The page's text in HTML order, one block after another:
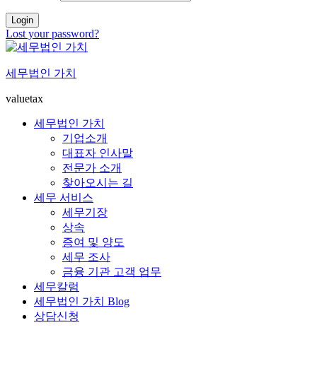
Login
Lost your password?
세무법인 가치
valuetax
세무법인 가치
기업소개
대표자 인사말
전문가 소개
찾아오시는 길
세무 서비스
세무기장
상속
증여 및 양도
세무 조사
금융 기관 고객 업무
세무칼럼
세무법인 가치 Blog
상담신청